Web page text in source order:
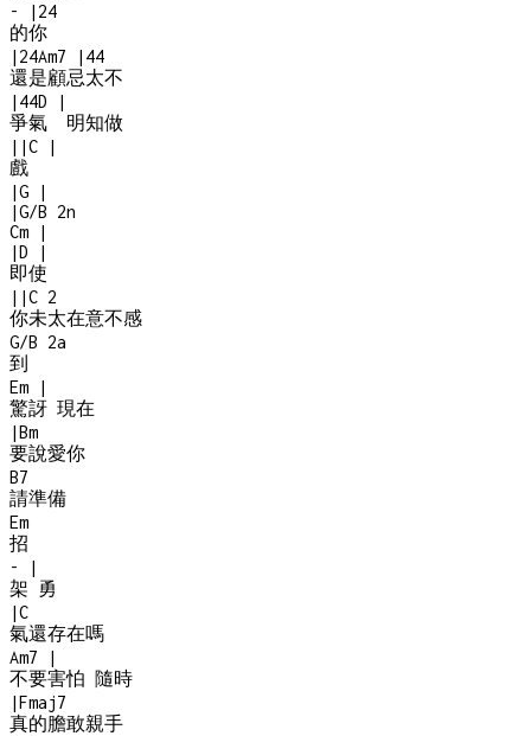
-
| 24
的你
| 24Am7 | 44
還是顧忌太不
| 44D
|
爭氣 明知做
| |C
|
戲
|G
|
|G/B 2n
Cm
|
|D
|
即使
| |C 2
你未太在意不感
G/B 2a
到
Em
|
驚訝 現在
|Bm
要說愛你
B7
請準備
Em
招
-
|
架 勇
|C
氣還存在嗎
Am7
|
不要害怕 隨時
|Fmaj7
真的膽敢親手